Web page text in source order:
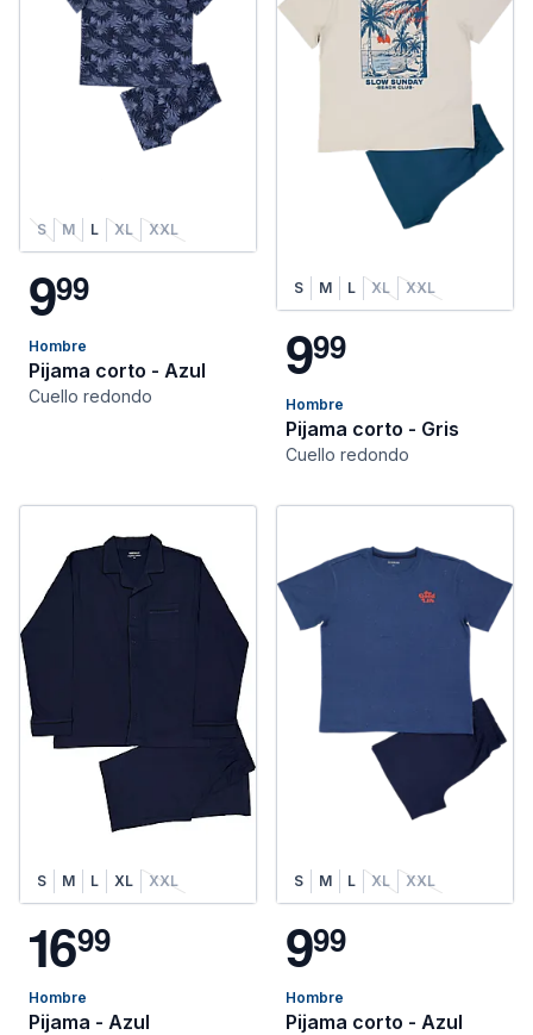
S M L XL XXL
999
Hombre
Pijama corto - Azul
Cuello redondo
S M L XL XXL
999
Hombre
Pijama corto - Gris
Cuello redondo
S M L XL XXL
1699
Hombre
Pijama - Azul
S M L XL XXL
999
Hombre
Pijama corto - Azul